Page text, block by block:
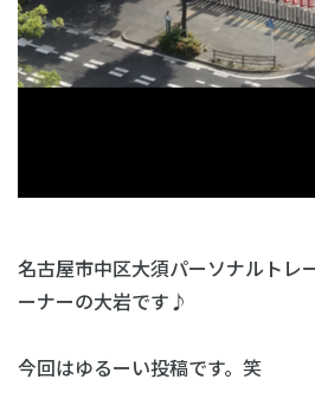
名古屋市中区大須パーソナルトレ
ーナーの大岩です♪
今回はゆるーい投稿です。笑